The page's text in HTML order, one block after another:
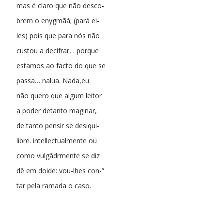
mas é claro que não desco-
brem o enygmãá; (pará el-
les) pois que para nós não
custou a decifrar, . porque
estamos ao facto do que se
passa… nalua. Nada,eu
não quero que algum leitor
a poder detanto maginar,
de tanto pensir se desiqui-
libre. intellectualmente ou
como vulgâdrmente se diz
dê em doide: vou-lhes con-”
tar pela ramada o caso.